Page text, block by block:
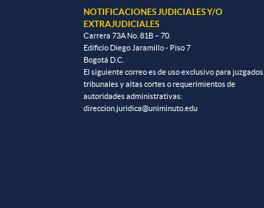
NOTIFICACIONES JUDICIALES Y/O
EXTRAJUDICIALES
Carrera 73A No. 81B – 70.
Edificio Diego Jaramillo - Piso 7
Bogotá D.C.
El siguiente correo es de uso exclusivo para juzgados,
tribunales y altas cortes o requerimientos de
autoridades administrativas:
direccion.juridica@uniminuto.edu